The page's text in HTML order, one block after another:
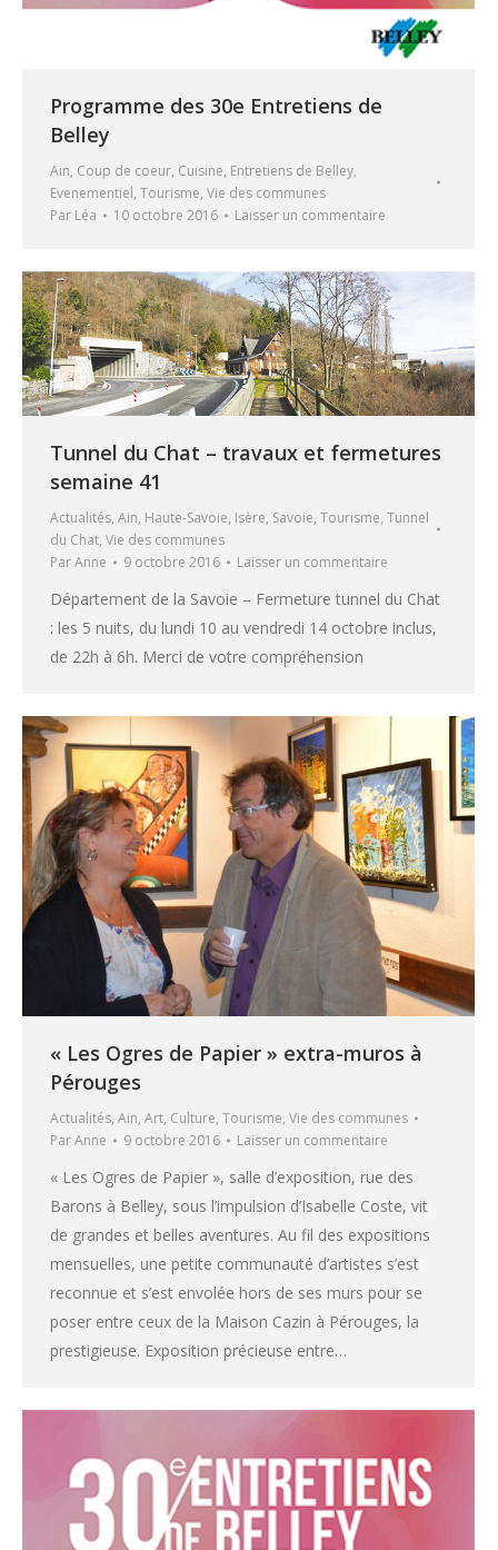
Programme des 30e Entretiens de
Belley
Ain, Coup de coeur, Cuisine, Entretiens de Belley,
Evenementiel, Tourisme, Vie des communes
Par Léa 10 octobre 2016 Laisser un commentaire
Tunnel du Chat – travaux et fermetures
semaine 41
Actualités, Ain, Haute-Savoie, Isère, Savoie, Tourisme, Tunnel
du Chat, Vie des communes
ParAnne 9 octobre 2016 Laisser un commentaire
Département de la Savoie – Fermeture tunnel du Chat
: les 5 nuits, du lundi 10 au vendredi 14 octobre inclus,
de 22h à 6h. Merci de votre compréhension
« Les Ogres de Papier » extra-muros à
Pérouges
Actualités, Ain, Art, Culture, Tourisme, Vie des communes
ParAnne 9 octobre 2016 Laisser un commentaire
« Les Ogres de Papier », salle d’exposition, rue des
Barons à Belley, sous l’impulsion d’Isabelle Coste, vit
de grandes et belles aventures. Au fil des expositions
mensuelles, une petite communauté d’artistes s’est
reconnue et s’est envolée hors de ses murs pour se
poser entre ceux de la Maison Cazin à Pérouges, la
prestigieuse. Exposition précieuse entre…